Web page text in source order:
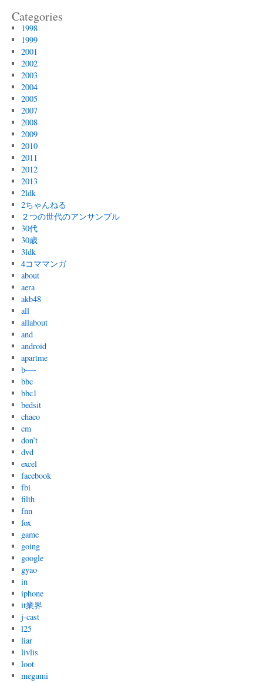
Categories
1998
1999
2001
2002
2003
2004
2005
2007
2008
2009
2010
2011
2012
2013
2ldk
2ちゃんねる
２つの世代のアンサンブル
30代
30歳
3ldk
4コママンガ
about
aera
akb48
all
allabout
and
android
apartme
b—-
bbc
bbc1
bedsit
chaco
cm
don’t
dvd
excel
facebook
fbi
filth
fnn
fox
game
going
google
gyao
in
iphone
it業界
j-cast
l25
liar
livlis
loot
megumi